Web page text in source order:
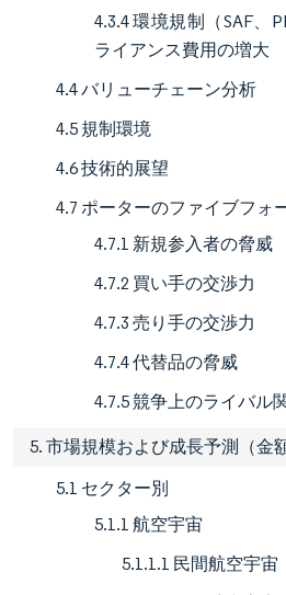
4.3.4 環境規制（SAF、
ライアンス費用の増大
4.4 バリューチェーン分析
4.5 規制環境
4.6 技術的展望
4.7 ポーターのファイブフォ
4.7.1 新規参入者の脅威
4.7.2 買い手の交渉力
4.7.3 売り手の交渉力
4.7.4 代替品の脅威
4.7.5 競争上のライバル
5. 市場規模および成長予測（金
5.1 セクター別
5.1.1 航空宇宙
5.1.1.1 民間航空宇宙